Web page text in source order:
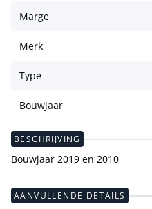
Marge
Merk
Type
Bouwjaar
BESCHRIJVING
Bouwjaar 2019 en 2010
AANVULLENDE DETAILS